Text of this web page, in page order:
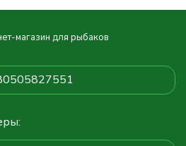
магазин для рыбаков